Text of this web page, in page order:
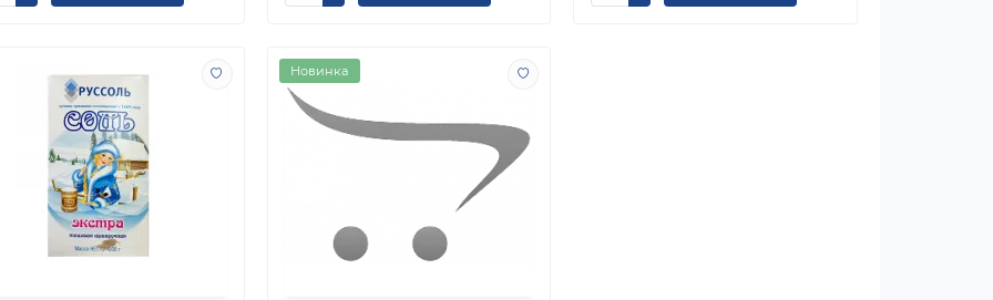
Новинка